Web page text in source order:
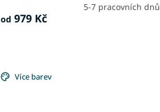
5-7 pracovních dnů
od 979 Kč
Více barev